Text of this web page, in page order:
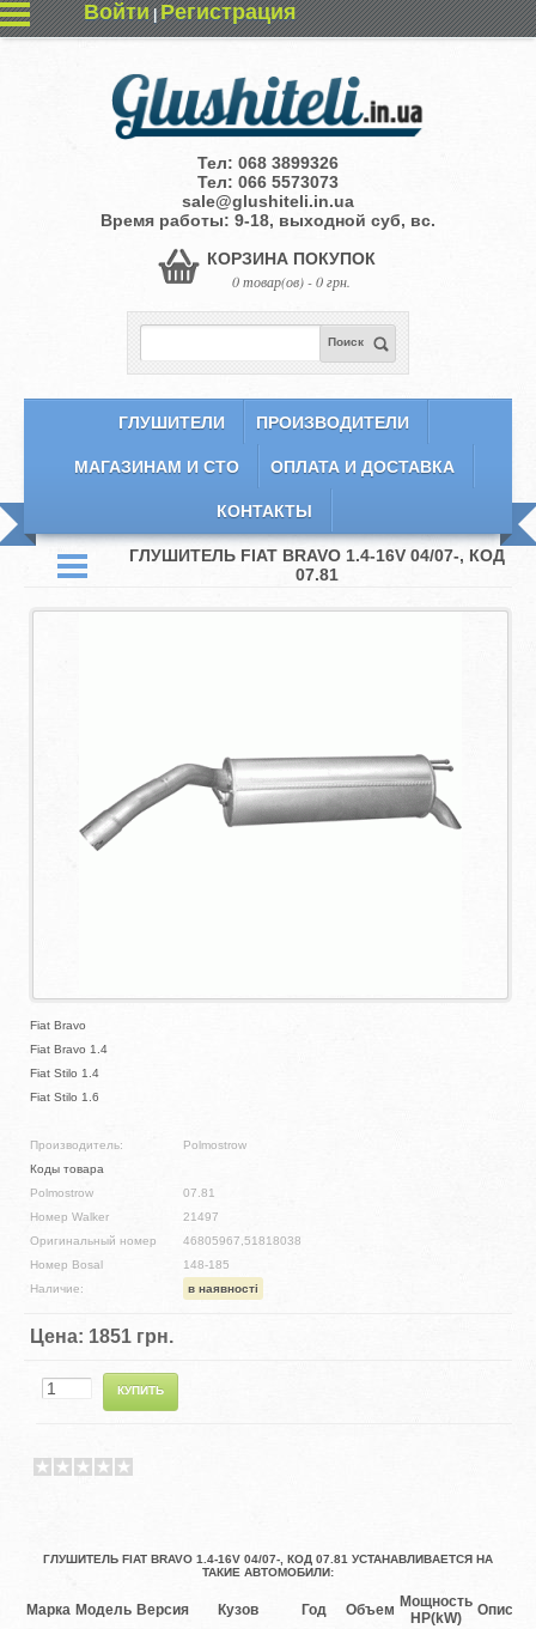
Войти|Регистрация
Тел: 068 3899326
Тел: 066 5573073
sale@glushiteli.in.ua
Время работы: 9-18, выходной суб, вс.
КОРЗИНА ПОКУПОК
0 товар(ов) - 0 грн.
Поиск
ГЛУШИТЕЛИ ПРОИЗВОДИТЕЛИ
МАГАЗИНАМ И СТО ОПЛАТА И ДОСТАВКА
КОНТАКТЫ
ГЛУШИТЕЛЬ FIAT BRAVO 1.4-16V 04/07-, КОД
07.81
Fiat Bravo
Fiat Bravo 1.4
Fiat Stilo 1.4
Fiat Stilo 1.6
Производитель:
Polmostrow
Коды товара
Polmostrow
07.81
Номер Walker
21497
Оригинальный номер
46805967,51818038
Номер Bosal
148-185
Наличие:
в наявності
Цена: 1851 грн.
ГЛУШИТЕЛЬ FIAT BRAVO 1.4-16V 04/07-, КОД 07.81 УСТАНАВЛИВАЕТСЯ НА
ТАКИЕ АВТОМОБИЛИ:
Марка Модель Версия Кузов Год Объем Мощность
HP(kW)